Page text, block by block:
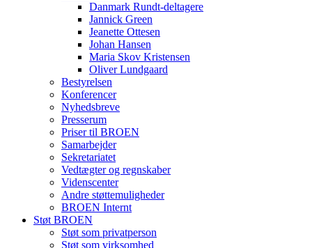
Danmark Rundt-deltagere
Jannick Green
Jeanette Ottesen
Johan Hansen
Maria Skov Kristensen
Oliver Lundgaard
Bestyrelsen
Konferencer
Nyhedsbreve
Presserum
Priser til BROEN
Samarbejder
Sekretariatet
Vedtægter og regnskaber
Videnscenter
Andre støttemuligheder
BROEN Internt
Støt BROEN
Støt som privatperson
Støt som virksomhed